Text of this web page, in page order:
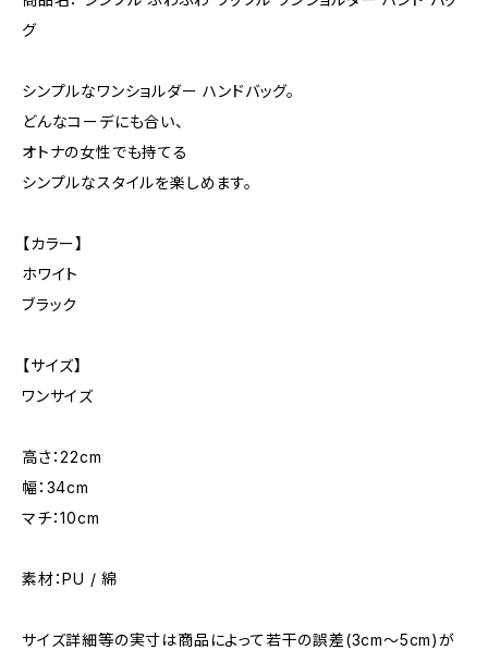
グ
シンプルなワンショルダー ハンドバッグ。
どんなコーデにも合い、
オトナの女性でも持てる
シンプルなスタイルを楽しめます。
【カラー】
ホワイト
ブラック
【サイズ】
ワンサイズ
高さ：22cm
幅：34cm
マチ：10cm
素材：PU / 綿
サイズ詳細等の実寸は商品によって若干の誤差(3cm〜5cm)が